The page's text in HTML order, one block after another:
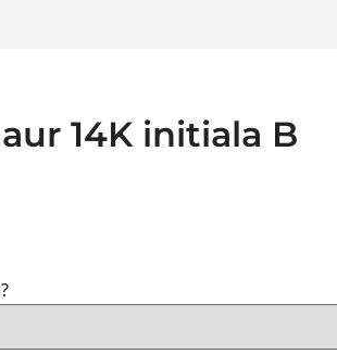
14K initiala B